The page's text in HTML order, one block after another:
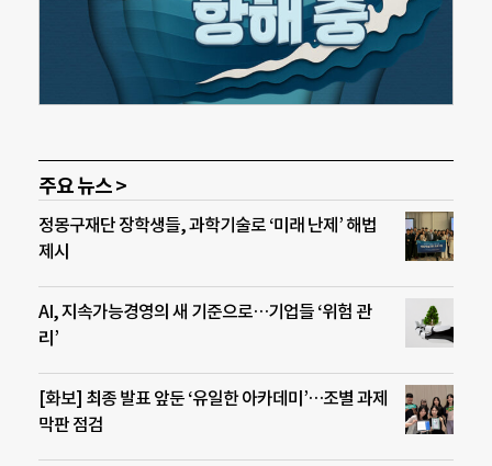
주요 뉴스 >
정몽구재단 장학생들, 과학기술로 ‘미래 난제’ 해법
제시
AI, 지속가능경영의 새 기준으로…기업들 ‘위험 관
리’
[화보] 최종 발표 앞둔 ‘유일한 아카데미’…조별 과제
막판 점검